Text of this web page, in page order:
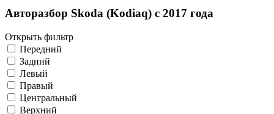
Авторазбор Skoda (Kodiaq) с 2017 года
Открыть фильтр
Передний
Задний
Левый
Правый
Центральный
Верхний